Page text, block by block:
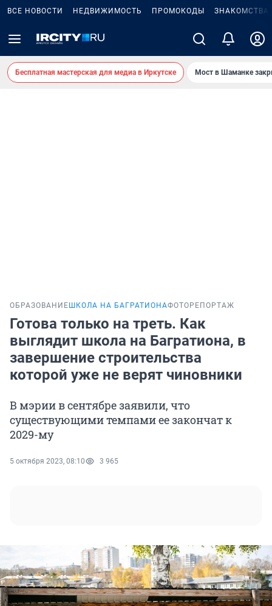
ВСЕ НОВОСТИ НЕДВИЖИМОСТЬ ПРОМОКОДЫ ЗНАКОМСТВА
Бесплатная мастерская для медиа в Иркутске Мост в Шаманке
ОБРАЗОВАНИЕ ШКОЛА НА БАГРАТИОНАФОТОРЕПОРТАЖ
Готова только на треть. Как
выглядит школа на Багратиона, в
завершение строительства
которой уже не верят чиновники
В мэрии в сентябре заявили, что
существующими темпами ее закончат к
2029-му
5 октября 2023, 08:10 3 965